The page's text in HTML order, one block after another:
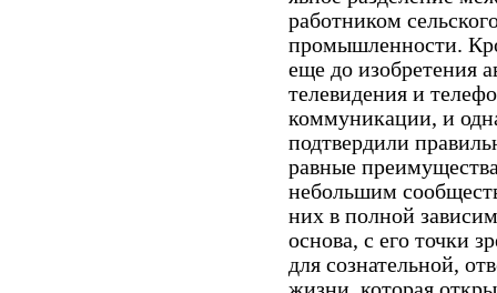
работником
промышленности.
еще до изобретения
телевидения и
коммуникации, и
подтвердили
равные
небольшим
них в полной
основа, с его точки
для сознательной,